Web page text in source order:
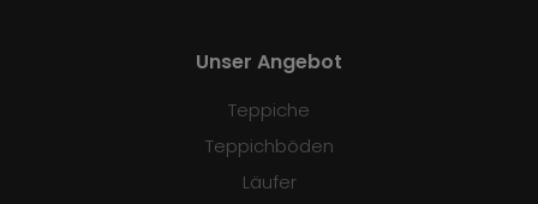
Unser Angebot
Teppiche
Teppichböden
Läufer